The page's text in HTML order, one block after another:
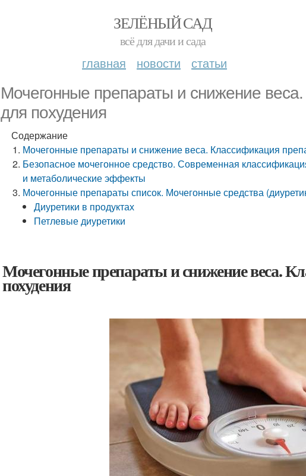
ЗЕЛЁНЫЙ САД
всё для дачи и сада
главная новости статьи
Мочегонные препараты и снижение
для похудения
Содержание
Мочегонные препараты и снижение веса. Классификация
Безопасное мочегонное средство. Современная
и метаболические эффекты
Мочегонные препараты список. Мочегонные средства
Диуретики в продуктах
Петлевые диуретики
Мочегонные препараты и снижение веса.
похудения